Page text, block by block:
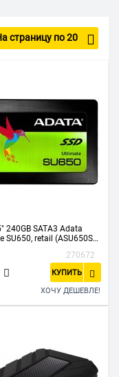
страницу по 20
240GB SATA3 Adata
SU650, retail (ASU650SS-
270672
КУПИТЬ
ХОЧУ ДЕШЕВЛЕ!